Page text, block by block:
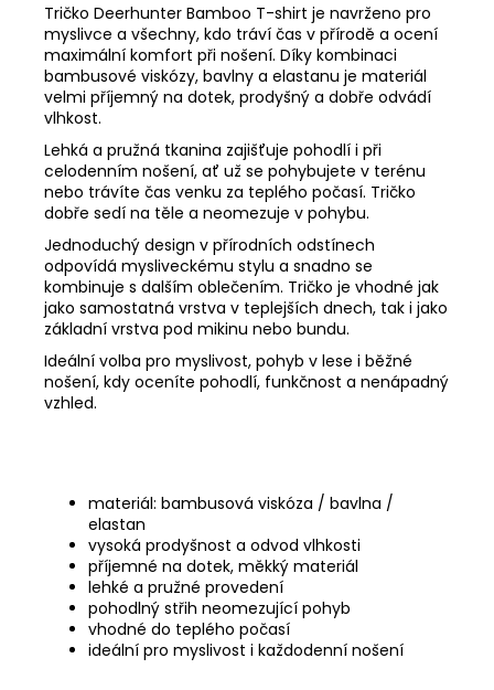
Tričko Deerhunter Bamboo T-shirt je navrženo pro
myslivce a všechny, kdo tráví čas v přírodě a ocení
maximální komfort při nošení. Díky kombinaci
bambusové viskózy, bavlny a elastanu je materiál
velmi příjemný na dotek, prodyšný a dobře odvádí
vlhkost.
Lehká a pružná tkanina zajišťuje pohodlí i při
celodenním nošení, ať už se pohybujete v terénu
nebo trávíte čas venku za teplého počasí. Tričko
dobře sedí na těle a neomezuje v pohybu.
Jednoduchý design v přírodních odstínech
odpovídá mysliveckému stylu a snadno se
kombinuje s dalším oblečením. Tričko je vhodné jak
jako samostatná vrstva v teplejších dnech, tak i jako
základní vrstva pod mikinu nebo bundu.
Ideální volba pro myslivost, pohyb v lese i běžné
nošení, kdy oceníte pohodlí, funkčnost a nenápadný
vzhled.
materiál: bambusová viskóza / bavlna /
elastan
vysoká prodyšnost a odvod vlhkosti
příjemné na dotek, měkký materiál
lehké a pružné provedení
pohodlný střih neomezující pohyb
vhodné do teplého počasí
ideální pro myslivost i každodenní nošení